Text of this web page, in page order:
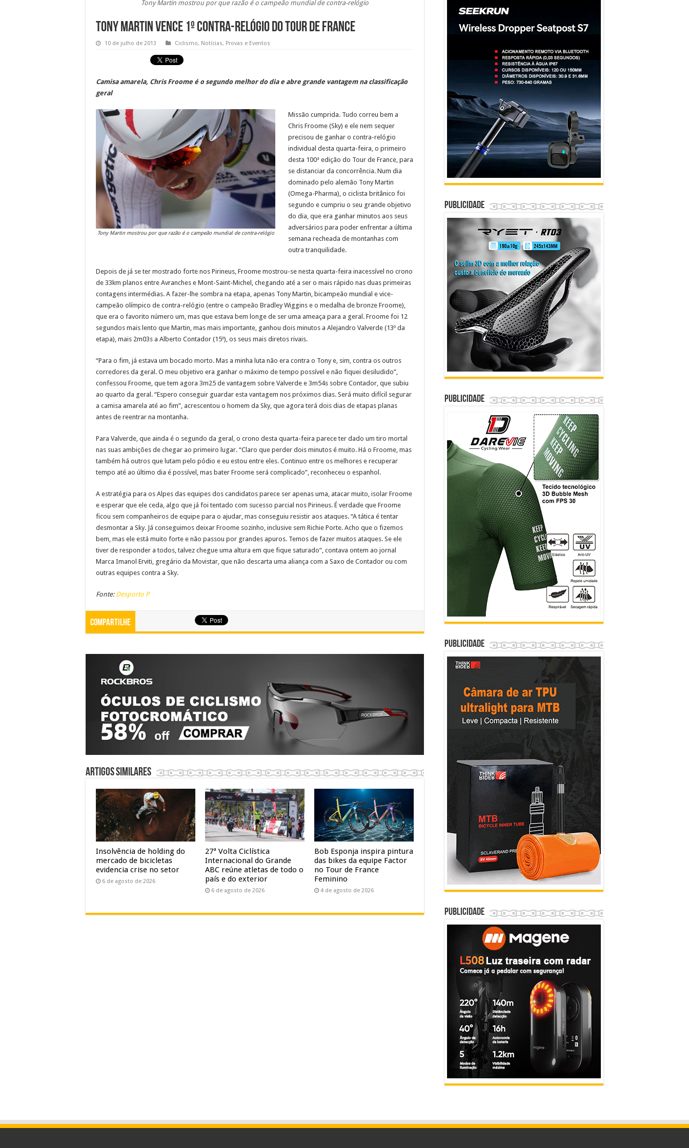
Tony Martin mostrou por que razão é o campeão mundial de contra-relógio
Tony Martin vence 1º contra-relógio do Tour de France
10 de julho de 2013 Ciclismo, Notícias, Provas e Eventos
Camisa amarela, Chris Froome é o segundo melhor do dia e abre grande vantagem na classificação
geral
Tony Martin mostrou por que razão é o campeão mundial de contra-relógio
Missão cumprida. Tudo correu bem a
Chris Froome (Sky) e ele nem sequer
precisou de ganhar o contra-relógio
individual desta quarta-feira, o primeiro
desta 100ª edição do Tour de France, para
se distanciar da concorrência. Num dia
dominado pelo alemão Tony Martin
(Omega-Pharma), o ciclista britânico foi
segundo e cumpriu o seu grande objetivo
do dia, que era ganhar minutos aos seus
adversários para poder enfrentar a última
semana recheada de montanhas com
outra tranquilidade.
Depois de já se ter mostrado forte nos Pirineus, Froome mostrou-se nesta quarta-feira inacessível no crono
de 33km planos entre Avranches e Mont-Saint-Michel, chegando até a ser o mais rápido nas duas primeiras
contagens intermédias. A fazer-lhe sombra na etapa, apenas Tony Martin, bicampeão mundial e vice-
campeão olímpico de contra-relógio (entre o campeão Bradley Wiggins e o medalha de bronze Froome),
que era o favorito número um, mas que estava bem longe de ser uma ameaça para a geral. Froome foi 12
segundos mais lento que Martin, mas mais importante, ganhou dois minutos a Alejandro Valverde (13º da
etapa), mais 2m03s a Alberto Contador (15º), os seus mais diretos rivais.
“Para o fim, já estava um bocado morto. Mas a minha luta não era contra o Tony e, sim, contra os outros
corredores da geral. O meu objetivo era ganhar o máximo de tempo possível e não fiquei desiludido”,
confessou Froome, que tem agora 3m25 de vantagem sobre Valverde e 3m54s sobre Contador, que subiu
ao quarto da geral. “Espero conseguir guardar esta vantagem nos próximos dias. Será muito difícil segurar
a camisa amarela até ao fim”, acrescentou o homem da Sky, que agora terá dois dias de etapas planas
antes de reentrar na montanha.
Para Valverde, que ainda é o segundo da geral, o crono desta quarta-feira parece ter dado um tiro mortal
nas suas ambições de chegar ao primeiro lugar. “Claro que perder dois minutos é muito. Há o Froome, mas
também há outros que lutam pelo pódio e eu estou entre eles. Continuo entre os melhores e recuperar
tempo até ao último dia é possível, mas bater Froome será complicado”, reconheceu o espanhol.
A estratégia para os Alpes das equipes dos candidatos parece ser apenas uma, atacar muito, isolar Froome
e esperar que ele ceda, algo que já foi tentado com sucesso parcial nos Pirineus. É verdade que Froome
ficou sem companheiros de equipe para o ajudar, mas conseguiu resistir aos ataques. “A tática é tentar
desmontar a Sky. Já conseguimos deixar Froome sozinho, inclusive sem Richie Porte. Acho que o fizemos
bem, mas ele está muito forte e não passou por grandes apuros. Temos de fazer muitos ataques. Se ele
tiver de responder a todos, talvez chegue uma altura em que fique saturado”, contava ontem ao jornal
Marca Imanol Erviti, gregário da Movistar, que não descarta uma aliança com a Saxo de Contador ou com
outras equipes contra a Sky.
Fonte: Desporto P
Compartilhe
Artigos similares
Insolvência de holding do
mercado de bicicletas
evidencia crise no setor
6 de agosto de 2026
27ª Volta Ciclística
Internacional do Grande
ABC reúne atletas de todo o
país e do exterior
6 de agosto de 2026
Bob Esponja inspira pintura
das bikes da equipe Factor
no Tour de France
Feminino
4 de agosto de 2026
Publicidade
Publicidade
Publicidade
Publicidade